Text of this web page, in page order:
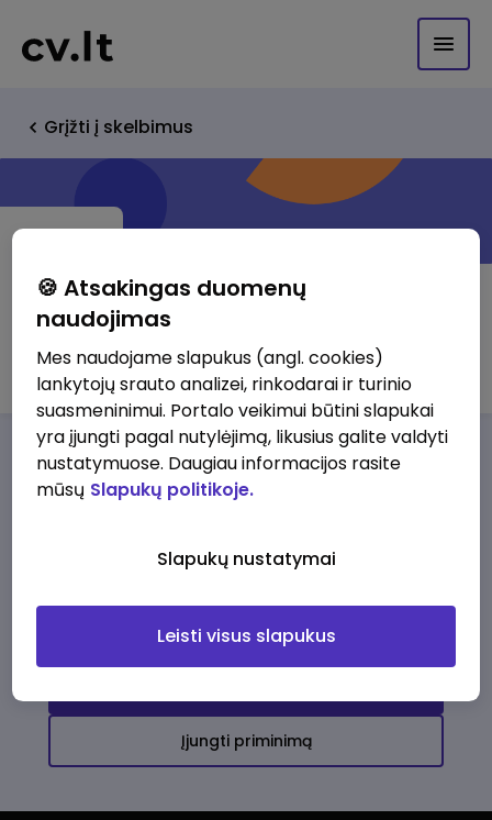
Grįžti į skelbimus
VšĮ "Darom 09"
Darbo pasiūlymaiApie musPrivalumai
darbo pasiūlymų
Įjungti priminimą
🍪 Atsakingas duomenų
naudojimas
Mes naudojame slapukus (angl. cookies)
lankytojų srauto analizei, rinkodarai ir turinio
suasmeninimui. Portalo veikimui būtini slapukai
yra įjungti pagal nutylėjimą, likusius galite valdyti
nustatymuose. Daugiau informacijos rasite
mūsų Slapukų politikoje.
Slapukų nustatymai
Leisti visus slapukus